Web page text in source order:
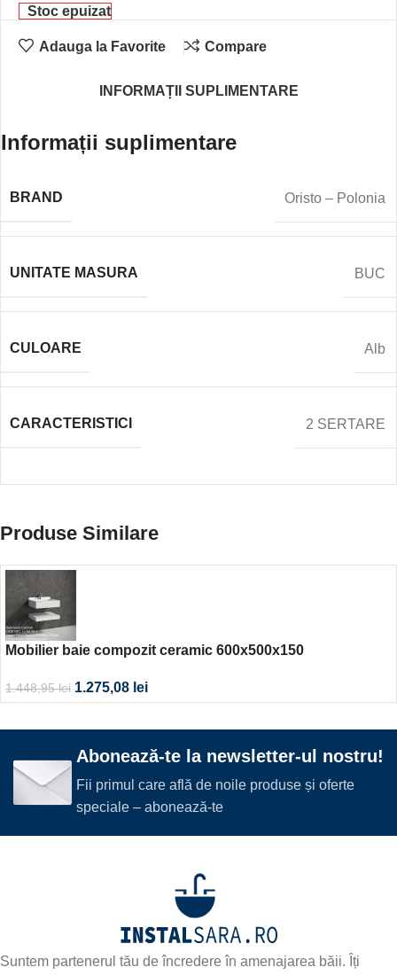
Stoc epuizat
Adauga la Favorite Compare
INFORMAȚII SUPLIMENTARE
Informații suplimentare
BRAND Oristo – Polonia
UNITATE MASURA BUC
CULOARE Alb
CARACTERISTICI 2 SERTARE
Produse Similare
Mobilier baie compozit ceramic 600x500x150
1.448,95lei 1.275,08 lei
Abonează-te la newsletter-ul nostru!
Fii primul care află de noile produse și oferte
speciale – abonează-te
Suntem partenerul tău de încredere în amenajarea băii. Îți